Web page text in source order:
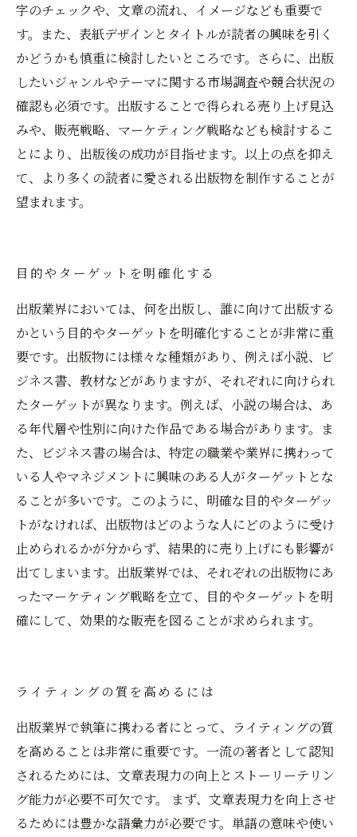
字のチェックや、文章の流れ、イメージなども重要で
す。また、表紙デザインとタイトルが読者の興味を引く
かどうかも慎重に検討したいところです。さらに、出版
したいジャンルやテーマに関する市場調査や競合状況の
確認も必須です。出版することで得られる売り上げ見込
みや、販売戦略、マーケティング戦略なども検討するこ
とにより、出版後の成功が目指せます。以上の点を抑え
て、より多くの読者に愛される出版物を制作することが
望まれます。
目的やターゲットを明確化する
出版業界においては、何を出版し、誰に向けて出版する
かという目的やターゲットを明確化することが非常に重
要です。出版物には様々な種類があり、例えば小説、ビ
ジネス書、教材などがありますが、それぞれに向けられ
たターゲットが異なります。例えば、小説の場合は、あ
る年代層や性別に向けた作品である場合があります。ま
た、ビジネス書の場合は、特定の職業や業界に携わって
いる人やマネジメントに興味のある人がターゲットとな
ることが多いです。このように、明確な目的やターゲッ
トがなければ、出版物はどのような人にどのように受け
止められるかが分からず、結果的に売り上げにも影響が
出てしまいます。出版業界では、それぞれの出版物にあ
ったマーケティング戦略を立て、目的やターゲットを明
確にして、効果的な販売を図ることが求められます。
ライティングの質を高めるには
出版業界で執筆に携わる者にとって、ライティングの質
を高めることは非常に重要です。一流の著者として認知
されるためには、文章表現力の向上とストーリーテリン
グ能力が必要不可欠です。 まず、文章表現力を向上させ
るためには豊かな語彙力が必要です。単語の意味や使い